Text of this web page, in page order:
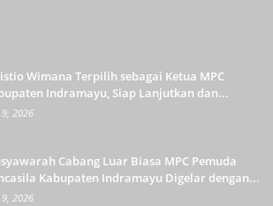
Wimana Terpilih sebagai Ketua MPC
Indramayu, Siap Lanjutkan dan...
9, 2026
Cabang Luar Biasa MPC Pemuda
Kabupaten Indramayu Digelar dengan...
9, 2026